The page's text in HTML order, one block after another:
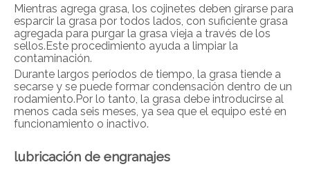
Mientras agrega grasa, los cojinetes deben girarse para
esparcir la grasa por todos lados, con suficiente grasa
agregada para purgar la grasa vieja a través de los
sellos.Este procedimiento ayuda a limpiar la
contaminación.
Durante largos períodos de tiempo, la grasa tiende a
secarse y se puede formar condensación dentro de un
rodamiento.Por lo tanto, la grasa debe introducirse al
menos cada seis meses, ya sea que el equipo esté en
funcionamiento o inactivo.
lubricación de engranajes